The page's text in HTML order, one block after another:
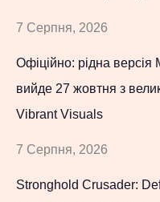
7 Серпня, 2026
Офіційно: рідна
вийде 27 жовтня з
Vibrant Visuals
7 Серпня, 2026
Stronghold Crusader: